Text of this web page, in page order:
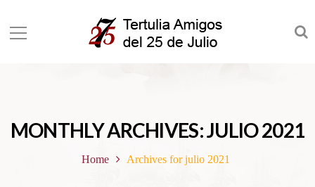
MONTHLY ARCHIVES: JULIO 2021
Home Archives for julio 2021